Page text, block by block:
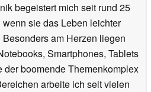
begeistert mich seit rund 25
sie das Leben leichter
am Herzen liegen
Smartphones, Tablets
der boomende Themenkomplex
arbeite ich seit vielen